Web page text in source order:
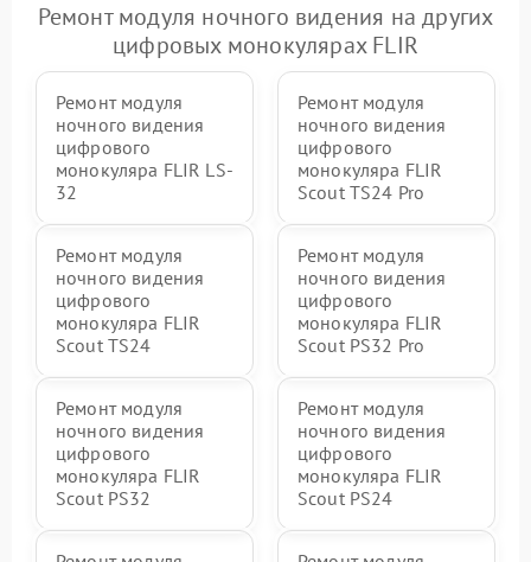
Ремонт модуля ночного видения на других
цифровых монокулярах FLIR
Ремонт модуля
ночного видения
цифрового
монокуляра FLIR LS-
32
Ремонт модуля
ночного видения
цифрового
монокуляра FLIR
Scout TS24 Pro
Ремонт модуля
ночного видения
цифрового
монокуляра FLIR
Scout TS24
Ремонт модуля
ночного видения
цифрового
монокуляра FLIR
Scout PS32 Pro
Ремонт модуля
ночного видения
цифрового
монокуляра FLIR
Scout PS32
Ремонт модуля
ночного видения
цифрового
монокуляра FLIR
Scout PS24